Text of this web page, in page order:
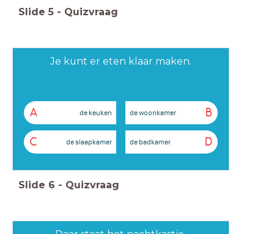
Slide 5 - Quizvraag
Je kunt er eten klaar maken.
A de keuken B
de woonkamer
C de slaapkamer D
de badkamer
Slide 6 - Quizvraag